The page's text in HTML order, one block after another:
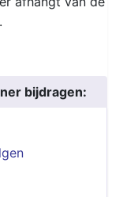
bijdragen: